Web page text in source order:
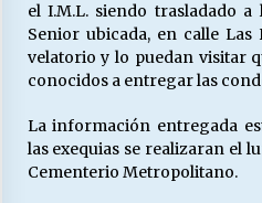
el I.M.L. siendo trasladado
Senior ubicada, en calle
velatorio y lo puedan visitar
conocidos a entregar las
La información entregada
las exequias se realizaran el
Cementerio Metropolitano.